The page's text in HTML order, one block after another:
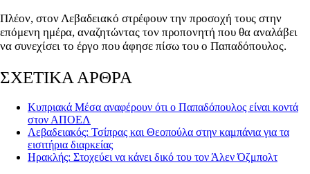
Πλέον, στον Λεβαδειακό στρέφουν την προσοχή τους στην
επόμενη ημέρα, αναζητώντας τον προπονητή που θα αναλάβει
να συνεχίσει το έργο που άφησε πίσω του ο Παπαδόπουλος.
ΣΧΕΤΙΚΑ ΑΡΘΡΑ
Κυπριακά Μέσα αναφέρουν ότι ο Παπαδόπουλος είναι κοντά
στον ΑΠΟΕΛ
Λεβαδειακός: Τσίπρας και Θεοπούλα στην καμπάνια για τα
εισιτήρια διαρκείας
Ηρακλής: Στοχεύει να κάνει δικό του τον Άλεν Όζμπολτ